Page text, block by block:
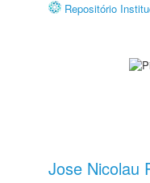
Repositório
Jose Nicolau